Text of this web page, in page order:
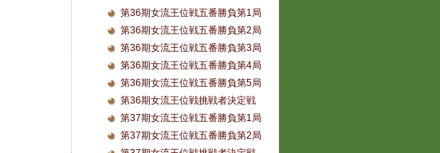
第36期女流王位戦五番勝負第1局
第36期女流王位戦五番勝負第2局
第36期女流王位戦五番勝負第3局
第36期女流王位戦五番勝負第4局
第36期女流王位戦五番勝負第5局
第36期女流王位戦挑戦者決定戦
第37期女流王位戦五番勝負第1局
第37期女流王位戦五番勝負第2局